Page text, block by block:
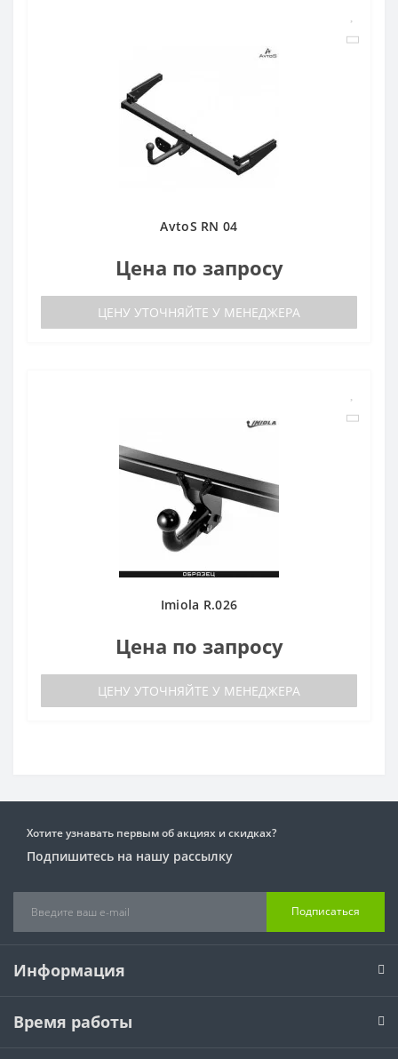
AvtoS RN 04
Цена по запросу
ЦЕНУ УТОЧНЯЙТЕ У МЕНЕДЖЕРА
Imiola R.026
Цена по запросу
ЦЕНУ УТОЧНЯЙТЕ У МЕНЕДЖЕРА
Хотите узнавать первым об акциях и скидках?
Подпишитесь на нашу рассылку
Подписаться
Информация
Время работы